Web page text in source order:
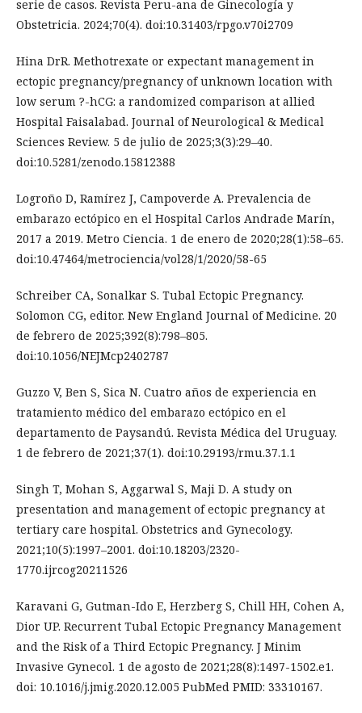
serie de casos. Revista Peru-ana de Ginecología y
Obstetricia. 2024;70(4). doi:10.31403/rpgo.v70i2709
Hina DrR. Methotrexate or expectant management in
ectopic pregnancy/pregnancy of unknown location with
low serum ?-hCG: a randomized comparison at allied
Hospital Faisalabad. Journal of Neurological & Medical
Sciences Review. 5 de julio de 2025;3(3):29–40.
doi:10.5281/zenodo.15812388
Logroño D, Ramírez J, Campoverde A. Prevalencia de
embarazo ectópico en el Hospital Carlos Andrade Marín,
2017 a 2019. Metro Ciencia. 1 de enero de 2020;28(1):58–65.
doi:10.47464/metrociencia/vol28/1/2020/58-65
Schreiber CA, Sonalkar S. Tubal Ectopic Pregnancy.
Solomon CG, editor. New England Journal of Medicine. 20
de febrero de 2025;392(8):798–805.
doi:10.1056/NEJMcp2402787
Guzzo V, Ben S, Sica N. Cuatro años de experiencia en
tratamiento médico del embarazo ectópico en el
departamento de Paysandú. Revista Médica del Uruguay.
1 de febrero de 2021;37(1). doi:10.29193/rmu.37.1.1
Singh T, Mohan S, Aggarwal S, Maji D. A study on
presentation and management of ectopic pregnancy at
tertiary care hospital. Obstetrics and Gynecology.
2021;10(5):1997–2001. doi:10.18203/2320-
1770.ijrcog20211526
Karavani G, Gutman-Ido E, Herzberg S, Chill HH, Cohen A,
Dior UP. Recurrent Tubal Ectopic Pregnancy Management
and the Risk of a Third Ectopic Pregnancy. J Minim
Invasive Gynecol. 1 de agosto de 2021;28(8):1497-1502.e1.
doi: 10.1016/j.jmig.2020.12.005 PubMed PMID: 33310167.